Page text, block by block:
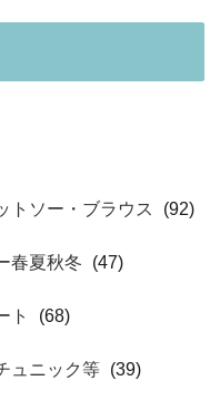
トソー・ブラウス (92)
春夏秋冬 (47)
ト (68)
ュニック等 (39)